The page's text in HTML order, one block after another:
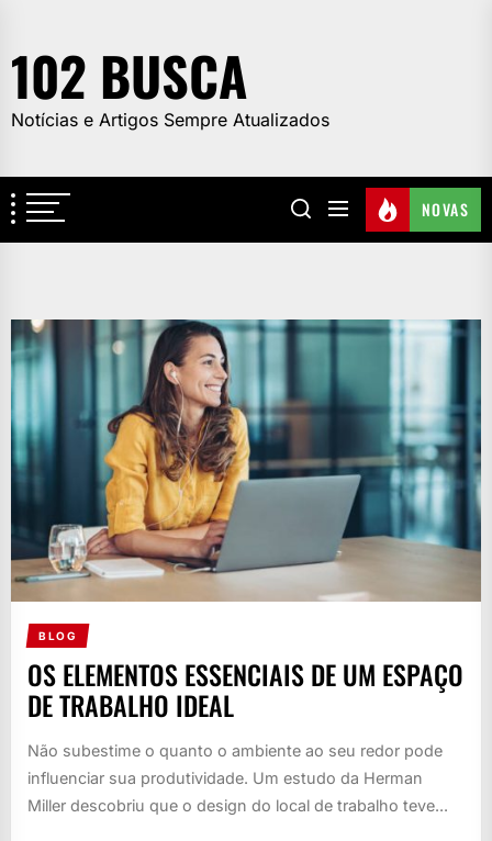
the
content
102 BUSCA
Notícias e Artigos Sempre Atualizados
NOVAS
BLOG
OS ELEMENTOS ESSENCIAIS DE UM ESPAÇO
DE TRABALHO IDEAL
Não subestime o quanto o ambiente ao seu redor pode
influenciar sua produtividade. Um estudo da Herman
Miller descobriu que o design do local de trabalho teve...